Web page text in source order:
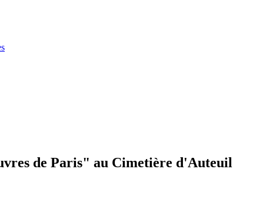
de Paris" au Cimetière d'Auteuil